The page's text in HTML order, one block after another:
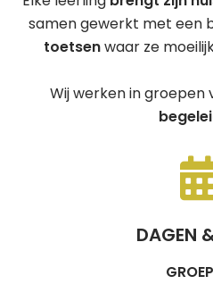
samen gewerkt met een
toetsenwaar ze
Wij werken in groepen
DAGEN